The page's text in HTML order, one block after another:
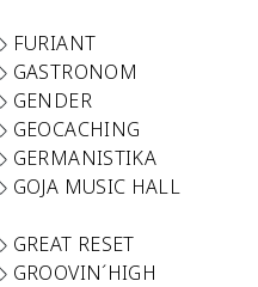
FURIANT
GASTRONOM
GENDER
GEOCACHING
GERMANISTIKA
GOJA MUSIC HALL
GREAT RESET
GROOVIN´HIGH